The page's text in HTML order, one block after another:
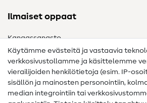
Ilmaiset oppaat
Kangassanasto
Ompelusanasto
Ompeluohjeet
Apua ja yhteystiedot
Käytämme evästeitä ja vastaavia
verkkosivustollamme ja käsittelemme
vierailijoiden henkilötietoja (esim. IP-
sisällön ja mainosten personointiin,
median integrointiin tai